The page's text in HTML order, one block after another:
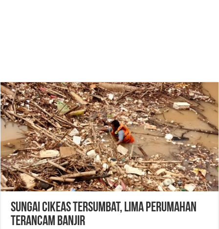
Sungai Cikeas Tersumbat, Lima Perumahan
Terancam Banjir